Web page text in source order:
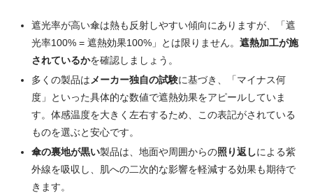
遮光率が高い傘は熱も反射しやすい傾向にありますが、「遮
光率100% = 遮熱効果100%」とは限りません。 遮熱加工が施
されているかを確認しましょう。
多くの製品は メーカー独自の試験に基づき、「マイナス何
度」といった具体的な数値で遮熱効果をアピールしていま
す。体感温度を大きく左右するため、この表記がされている
ものを選ぶと安心です。
傘の裏地が黒い製品は、地面や周囲からの照り返しによる紫
外線を吸収し、肌への二次的な影響を軽減する効果も期待で
きます。